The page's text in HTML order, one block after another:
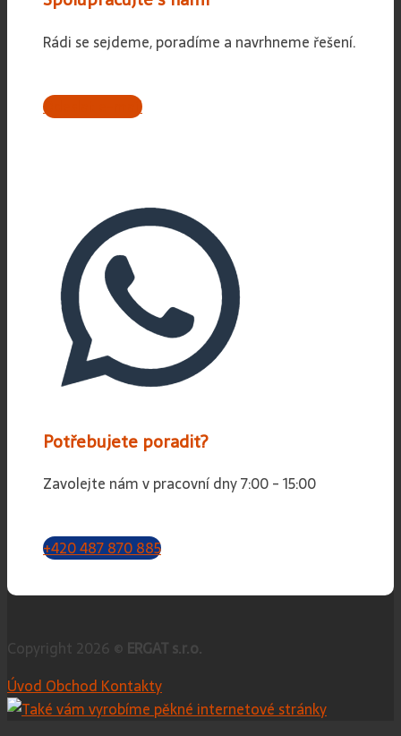
Rádi se sejdeme, poradíme a navrhneme řešení.
Odeslat e-mail
Potřebujete poradit?
Zavolejte nám v pracovní dny 7:00 - 15:00
+420 487 870 885
Copyright 2026 © ERGAT s.r.o.
ÚvodObchodKontakty